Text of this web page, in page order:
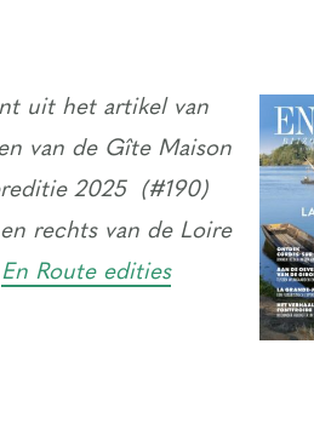
uit het artikel van
van de Gîte Maison
2025 (#190)
rechts van de Loire
En Route edities